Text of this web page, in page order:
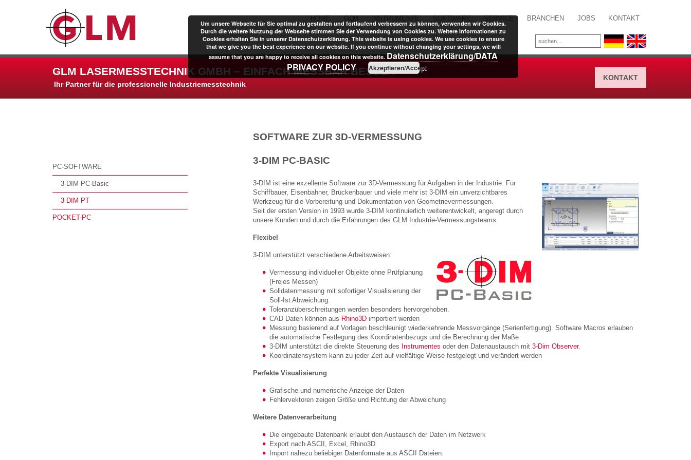
BRANCHEN JOBS KONTAKT
GLM LASERMESSTECHNIK GMBH – EINFACH MESSBAR BESSER
Ihr Partner für die professionelle Industriemesstechnik
KONTAKT
PC-SOFTWARE
3-DIM PC-Basic
3-DIM PT
POCKET-PC
SOFTWARE ZUR 3D-VERMESSUNG
3-DIM PC-BASIC
3-DIM ist eine exzellente Software zur 3D-Vermessung für Aufgaben in der Industrie. Für
Schiffbauer, Eisenbahner, Brückenbauer und viele mehr ist 3-DIM ein unverzichtbares
Werkzeug für die Vorbereitung und Dokumentation von Geometrievermessungen.
Seit der ersten Version in 1993 wurde 3-DIM kontinuierlich weiterentwickelt, angeregt durch
unsere Kunden und durch die Erfahrungen des GLM Industrie-Vermessungsteams.
Flexibel
3-DIM unterstützt verschiedene Arbeitsweisen:
Vermessung individueller Objekte ohne Prüfplanung
(Freies Messen)
Solldatenmessung mit sofortiger Visualisierung der
Soll-Ist Abweichung.
Toleranzüberschreitungen werden besonders hervorgehoben.
CAD Daten können aus Rhino3D importiert werden
Messung basierend auf Vorlagen beschleunigt wiederkehrende Messvorgänge (Serienfertigung). Software Macros erlauben
die automatische Festlegung des Koordinatenbezugs und die Berechnung der Maße
3-DIM unterstützt die direkte Steuerung des Instrumentes oder den Datenaustausch mit 3-Dim Observer.
Koordinatensystem kann zu jeder Zeit auf vielfältige Weise festgelegt und verändert werden
Perfekte Visualisierung
Grafische und numerische Anzeige der Daten
Fehlervektoren zeigen Größe und Richtung der Abweichung
Weitere Datenverarbeitung
Die eingebaute Datenbank erlaubt den Austausch der Daten im Netzwerk
Export nach ASCII, Excel, Rhino3D
Import nahezu beliebiger Datenformate aus ASCII Dateien.
Um unsere Webseite für Sie optimal zu gestalten und fortlaufend verbessern zu können, verwenden wir Cookies.
Durch die weitere Nutzung der Webseite stimmen Sie der Verwendung von Cookies zu. Weitere Informationen zu
Cookies erhalten Sie in unserer Datenschutzerklärung. This website is using cookies. We use cookies to ensure
that we give you the best experience on our website. If you continue without changing your settings, we will
assume that you are happy to receive all cookies on this website.Datenschutzerklärung/DATA
PRIVACY POLICY
Akzeptieren/Accept